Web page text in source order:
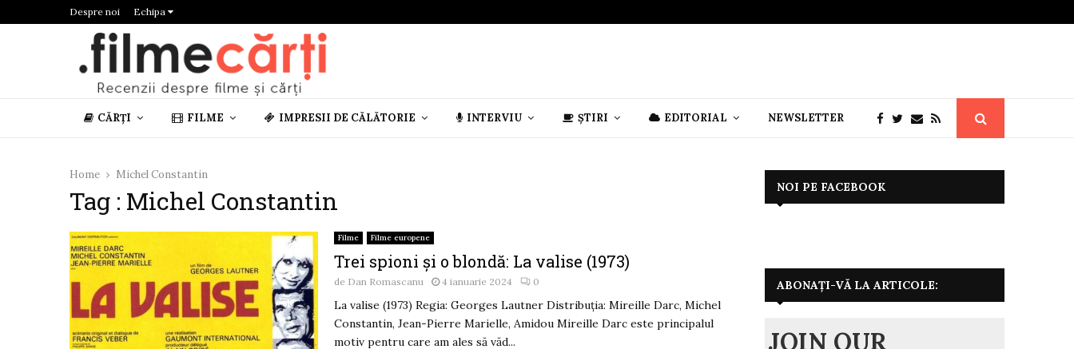
Despre noi Echipa
CĂRȚI FILME IMPRESII DE CĂLĂTORIE INTERVIU ȘTIRI EDITORIAL NEWSLETTER
Home Michel Constantin
Tag : Michel Constantin
Filme Filme europene
Trei spioni și o blondă: La valise (1973)
de Dan Romascanu 4 ianuarie 2024 0
La valise (1973) Regia: Georges Lautner Distribuția: Mireille Darc, Michel
Constantin, Jean-Pierre Marielle, Amidou Mireille Darc este principalul
motiv pentru care am ales să văd...
NOI PE FACEBOOK
ABONAȚI-VĂ LA ARTICOLE:
JOIN OUR